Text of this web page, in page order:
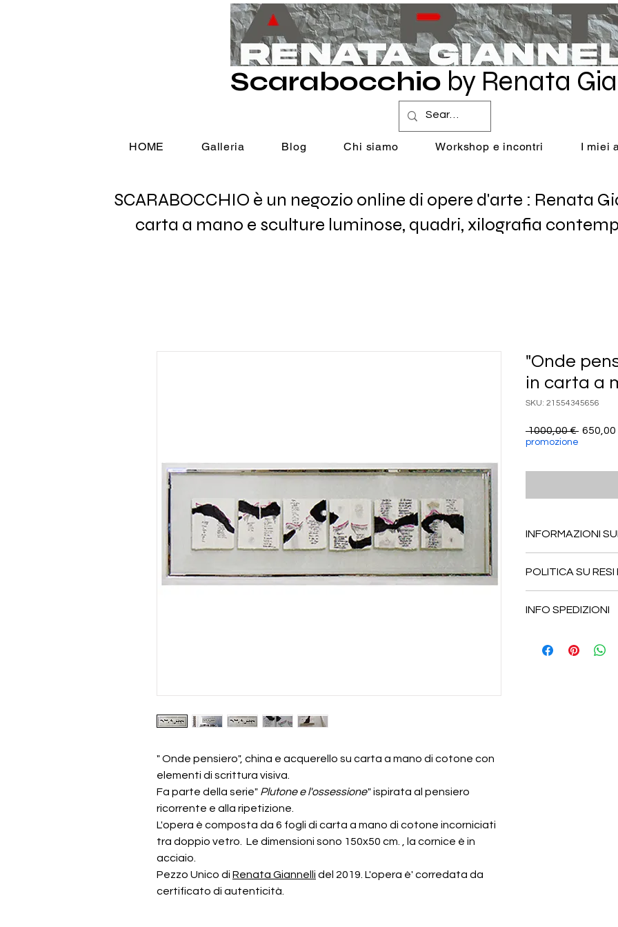
Scarabocchio by Renata
HOME Galleria Blog Chi siamo Workshop e incontri I miei
SCARABOCCHIO è un negozio online di opere d'arte : Renata
carta a mano e sculture luminose, quadri, xilografia
" Onde pensiero", china e acquerello su carta a mano di cotone con
elementi di scrittura visiva.
Fa parte della serie" Plutone e l'ossessione" ispirata al pensiero
ricorrente e alla ripetizione.
L'opera è composta da 6 fogli di carta a mano di cotone incorniciati
tra doppio vetro. Le dimensioni sono 150x50 cm. , la cornice è in
acciaio.
Pezzo Unico di Renata Giannelli del 2019. L'opera è' corredata da
certificato di autenticità.
"Onde
in carta a
SKU: 21554345656
1000,00 € Prezzo
650,00
promozione
INFORMAZIONI
con airball e due
certificato di
POLITICA SU RESI
mittente. La
INFO SPEDIZIONI
Spedizione